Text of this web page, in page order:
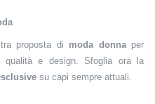
proposta di moda donnaper
e design. Sfoglia ora la
su capi sempre attuali.